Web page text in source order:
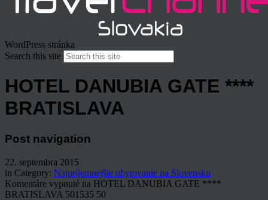
WordPress stránka
Search this site
HOTEL DANUBIA GATE ****
BRATISLAVA
Post navigation
22. septembra 2015
in Category: Najpríjemnejšie ubytovanie na Slovensku
Komentáre vypnuté na HOTEL DANUBIA GATE ****
BRATISLAVA 501535 50